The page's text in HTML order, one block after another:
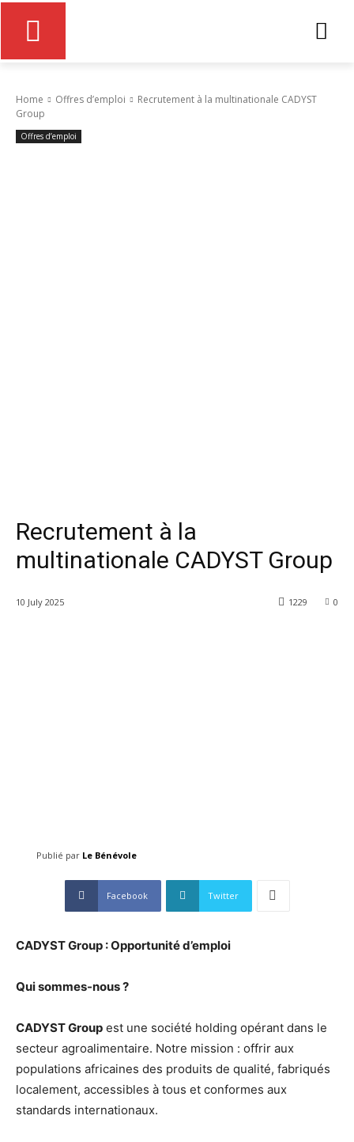
Home Offres d’emploi
Recrutement à la multinationale CADYST
Group
Offres d’emploi
Recrutement à la
multinationale CADYST Group
10 July 2025 0
1229
Publié par Le Bénévole
Facebook Twitter
CADYST Group : Opportunité d’emploi
Qui sommes-nous ?
CADYST Group est une société holding opérant dans le
secteur agroalimentaire. Notre mission : offrir aux
populations africaines des produits de qualité, fabriqués
localement, accessibles à tous et conformes aux
standards internationaux.